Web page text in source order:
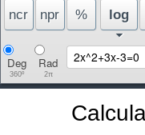
ncr npr % log
Deg
360º
Rad
2π
2x^2+3x-3=0